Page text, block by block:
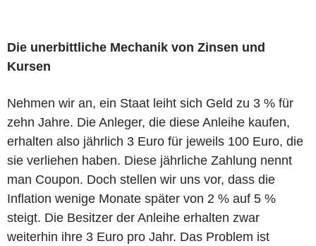
Die unerbittliche Mechanik von Zinsen und
Kursen
Nehmen wir an, ein Staat leiht sich Geld zu 3 % für
zehn Jahre. Die Anleger, die diese Anleihe kaufen,
erhalten also jährlich 3 Euro für jeweils 100 Euro, die
sie verliehen haben. Diese jährliche Zahlung nennt
man Coupon. Doch stellen wir uns vor, dass die
Inflation wenige Monate später von 2 % auf 5 %
steigt. Die Besitzer der Anleihe erhalten zwar
weiterhin ihre 3 Euro pro Jahr. Das Problem ist